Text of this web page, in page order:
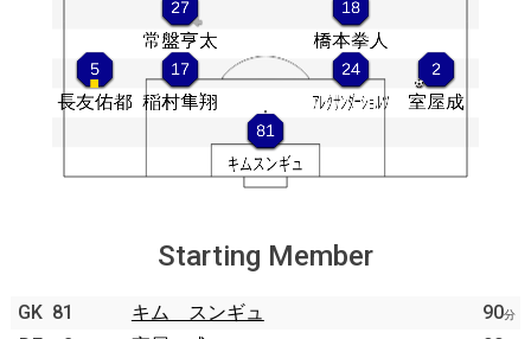
Starting Member
GK 81 キム スンギュ 90分